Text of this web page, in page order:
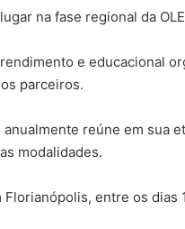
e educacional
parceiros.
reúne em sua
modalidades.
entre os dias